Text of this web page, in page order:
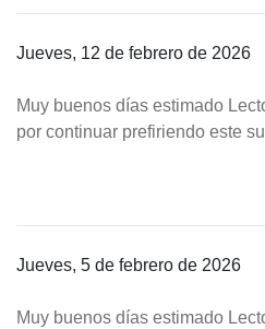
Jueves, 12 de febrero de 2026
Muy buenos días estimado
por continuar prefiriendo este
Jueves, 5 de febrero de 2026
Muy buenos días estimado